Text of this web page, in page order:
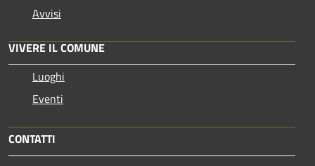
Avvisi
VIVERE IL COMUNE
Luoghi
Eventi
CONTATTI